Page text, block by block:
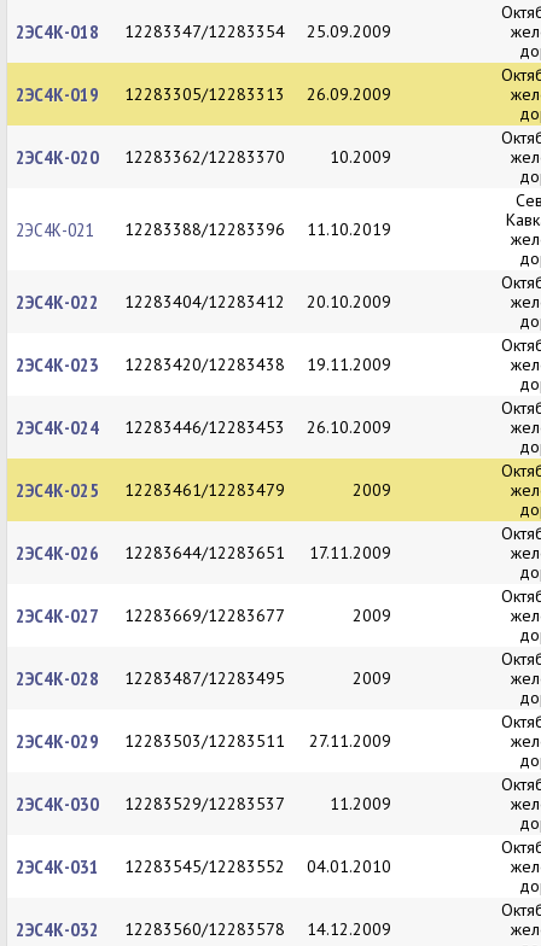
2ЭС4К-018 12283347/12283354 25.09.2009
2ЭС4К-019 12283305/12283313 26.09.2009
2ЭС4К-020 12283362/12283370 10.2009
2ЭС4К-021 12283388/12283396 11.10.2019
2ЭС4К-022 12283404/12283412 20.10.2009
2ЭС4К-023 12283420/12283438 19.11.2009
2ЭС4К-024 12283446/12283453 26.10.2009
2ЭС4К-025 12283461/12283479 2009
2ЭС4К-026 12283644/12283651 17.11.2009
2ЭС4К-027 12283669/12283677 2009
2ЭС4К-028 12283487/12283495 2009
2ЭС4К-029 12283503/12283511 27.11.2009
2ЭС4К-030 12283529/12283537 11.2009
2ЭС4К-031 12283545/12283552 04.01.2010
2ЭС4К-032 12283560/12283578 14.12.2009